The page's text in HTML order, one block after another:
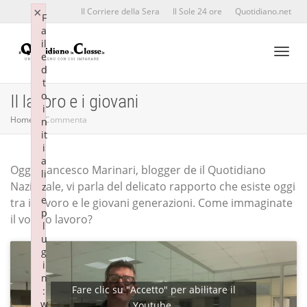
Il Corriere della Sera Il Sole 24 ore Quotidiano.net
Il lavoro e i giovani
Home Commenta
Oggi Francesco Marinari, blogger de il Quotidiano
Nazionale, vi parla del delicato rapporto che esiste oggi
tra il lavoro e le giovani generazioni. Come immaginate
il vostro lavoro?
Fare clic su "Accetto" per abilitare il
F
a
il
e
d
t
o
i
n
it
i
a
li
z
e
p
l
u
g
i
n
:
w
×F
a
il
e
d
t
o
i
n
it
i
a
li
z
e
p
l
u
g
i
n
:
w
×